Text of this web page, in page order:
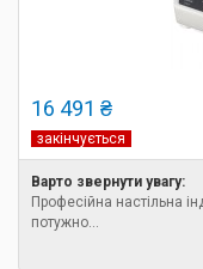
16 491 ₴
закінчується
Варто звернути увагу:
Професійна настільна
потужно...